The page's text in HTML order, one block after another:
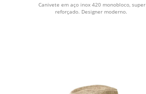
Canivete em aço inox 420 monobloco, super
reforçado. Designer moderno.